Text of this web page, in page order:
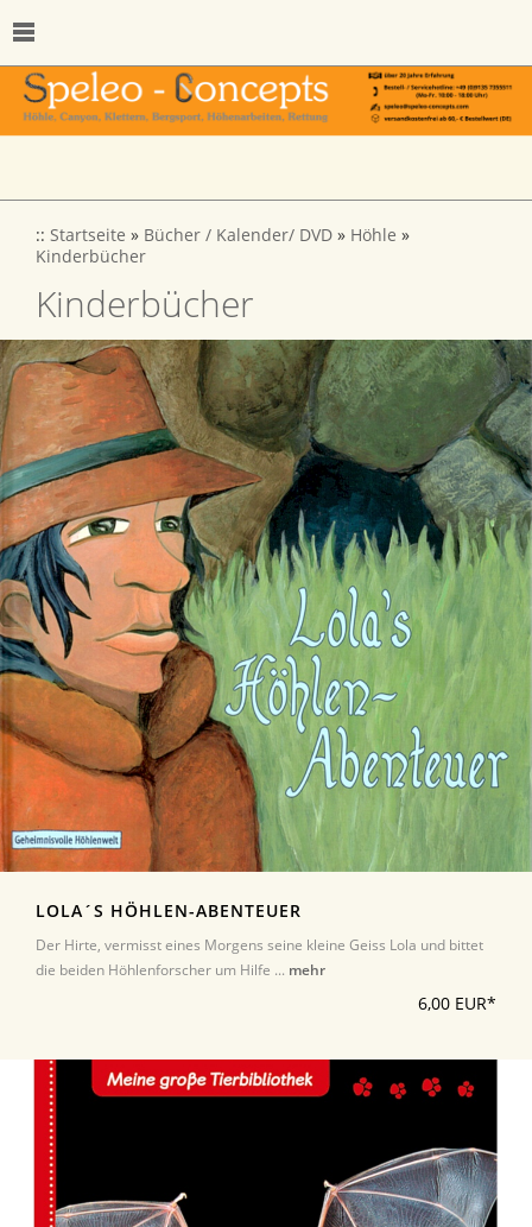
:: Startseite » Bücher / Kalender/ DVD » Höhle »
Kinderbücher
Kinderbücher
LOLA´S HÖHLEN-ABENTEUER
Der Hirte, vermisst eines Morgens seine kleine Geiss Lola und bittet
die beiden Höhlenforscher um Hilfe ... mehr
6,00 EUR*